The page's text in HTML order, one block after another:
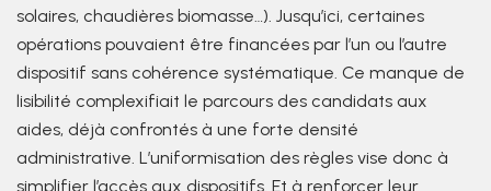
solaires, chaudières biomasse…). Jusqu’ici, certaines
opérations pouvaient être financées par l’un ou l’autre
dispositif sans cohérence systématique. Ce manque de
lisibilité complexifiait le parcours des candidats aux
aides, déjà confrontés à une forte densité
administrative. L’uniformisation des règles vise donc à
simplifier l’accès aux dispositifs. Et à renforcer leur